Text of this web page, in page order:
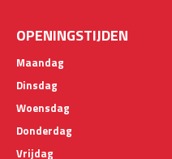
OPENINGSTIJDEN
Maandag
Dinsdag
Woensdag
Donderdag
Vrijdag